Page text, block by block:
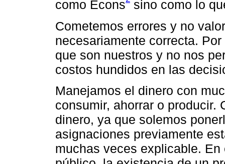
como Econs
sino como lo
Cometemos errores y no
necesariamente correcta.
que son nuestros y no nos
costos hundidos en las
Manejamos el dinero con
consumir, ahorrar o producir.
dinero, ya que solemos
asignaciones previamente
muchas veces explicable.